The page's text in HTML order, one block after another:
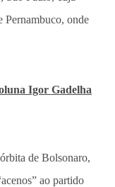
Pernambuco, onde
Igor Gadelha
de Bolsonaro,
ao partido